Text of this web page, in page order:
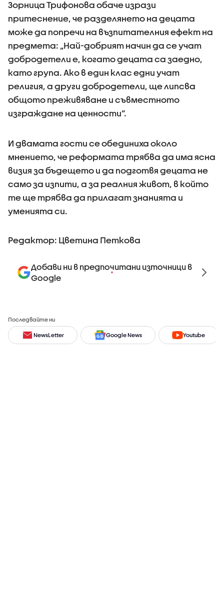
Зорница Трифонова обаче изрази
притеснение, че разделянето на децата
може да попречи на възпитателния ефект на
предмета: „Най-добрият начин да се учат
добродетели е, когато децата са заедно,
като група. Ако в един клас едни учат
религия, а други добродетели, ще липсва
общото преживяване и съвместното
изграждане на ценности“.
И двамата гости се обединиха около
мнението, че реформата трябва да има ясна
визия за бъдещето и да подготвя децата не
само за изпити, а за реалния живот, в който
те ще трябва да прилагат знанията и
уменията си.
Редактор: Цветина Петкова
Добави ни в предпочитани източници в
Google
Последвайте ни
NewsLetter Google News Youtube